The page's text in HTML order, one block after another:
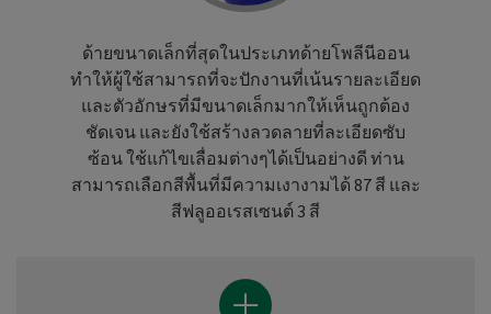
ด้ายขนาดเล็กที่สุดในประเภทด้ายโพลีนีออน
ทำให้ผู้ใช้สามารถที่จะปักงานที่เน้นรายละเอียด
และตัวอักษรที่มีขนาดเล็กมากให้เห็นถูกต้อง
ชัดเจน และยังใช้สร้างลวดลายที่ละเอียดซับ
ซ้อน ใช้แก้ไขเลื่อมต่างๆได้เป็นอย่างดี ท่าน
สามารถเลือกสีพื้นที่มีความเงางามได้ 87 สี และ
สีฟลูออเรสเซนต์ 3 สี